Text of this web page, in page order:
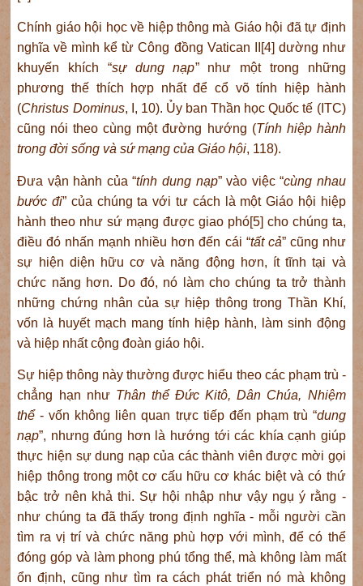
Chính giáo hội học về hiệp thông mà Giáo hội đã tự định
nghĩa về mình kể từ Công đồng Vatican II[4] dường như
khuyến khích “sự dung nạp” như một trong những
phương thế thích hợp nhất để cổ võ tính hiệp hành
(Christus Dominus, I, 10). Ủy ban Thần học Quốc tế (ITC)
cũng nói theo cùng một đường hướng (Tính hiệp hành
trong đời sống và sứ mạng của Giáo hội, 118).
Đưa vận hành của “tính dung nạp” vào việc “cùng nhau
bước đi” của chúng ta với tư cách là một Giáo hội hiệp
hành theo như sứ mạng được giao phó[5] cho chúng ta,
điều đó nhấn mạnh nhiều hơn đến cái “tất cả” cũng như
sự hiện diện hữu cơ và năng động hơn, ít tĩnh tại và
chức năng hơn. Do đó, nó làm cho chúng ta trở thành
những chứng nhân của sự hiệp thông trong Thần Khí,
vốn là huyết mạch mang tính hiệp hành, làm sinh động
và hiệp nhất cộng đoàn giáo hội.
Sự hiệp thông này thường được hiểu theo các phạm trù -
chẳng hạn như Thân thể Đức Kitô, Dân Chúa, Nhiệm
thể- vốn không liên quan trực tiếp đến phạm trù “dung
nạp”, nhưng đúng hơn là hướng tới các khía cạnh giúp
thực hiện sự dung nạp của các thành viên được mời gọi
hiệp thông trong một cơ cấu hữu cơ khác biệt và có thứ
bậc trở nên khả thi. Sự hội nhập như vậy ngụ ý rằng -
như chúng ta đã thấy trong định nghĩa - mỗi người cần
tìm ra vị trí và chức năng phù hợp với mình, để có thể
đóng góp và làm phong phú tổng thể, mà không làm mất
ổn định, cũng như tìm ra cách phát triển nó mà không